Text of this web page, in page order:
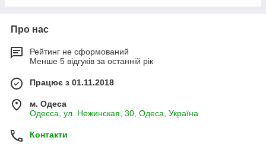
Про нас
Рейтинг не сформований
Менше 5 відгуків за останній рік
Працює з 01.11.2018
м. Одеса
Одесса, ул. Нежинская, 30, Одеса, Україна
Контакти